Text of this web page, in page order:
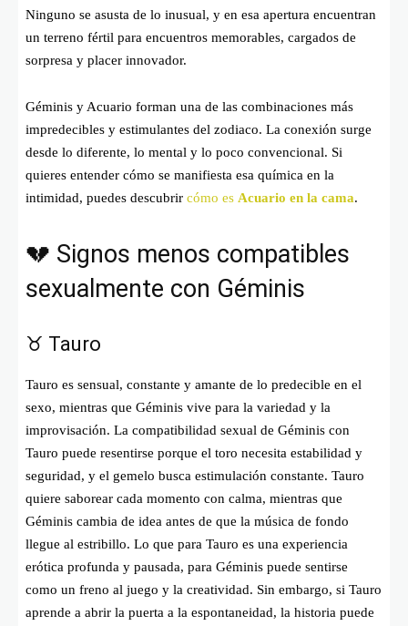
Ninguno se asusta de lo inusual, y en esa apertura encuentran
un terreno fértil para encuentros memorables, cargados de
sorpresa y placer innovador.
Géminis y Acuario forman una de las combinaciones más
impredecibles y estimulantes del zodiaco. La conexión surge
desde lo diferente, lo mental y lo poco convencional. Si
quieres entender cómo se manifiesta esa química en la
intimidad, puedes descubrir cómo es Acuario en la cama.
💔 Signos menos compatibles
sexualmente con Géminis
♉ Tauro
Tauro es sensual, constante y amante de lo predecible en el
sexo, mientras que Géminis vive para la variedad y la
improvisación. La compatibilidad sexual de Géminis con
Tauro puede resentirse porque el toro necesita estabilidad y
seguridad, y el gemelo busca estimulación constante. Tauro
quiere saborear cada momento con calma, mientras que
Géminis cambia de idea antes de que la música de fondo
llegue al estribillo. Lo que para Tauro es una experiencia
erótica profunda y pausada, para Géminis puede sentirse
como un freno al juego y la creatividad. Sin embargo, si Tauro
aprende a abrir la puerta a la espontaneidad, la historia puede